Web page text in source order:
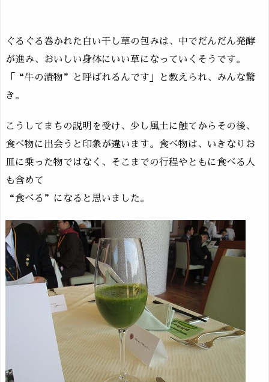
ぐるぐる巻かれた白い干し草の包みは、中でだんだん発酵
が進み、おいしい身体にいい草になっていくそうです。
「“牛の漬物”と呼ばれるんです」と教えられ、みんな驚
き。
こうしてまちの説明を受け、少し風土に触てからその後、
食べ物に出会うと印象が違います。食べ物は、いきなりお
皿に乗った物ではなく、そこまでの行程やともに食べる人
も含めて
“食べる”になると思いました。